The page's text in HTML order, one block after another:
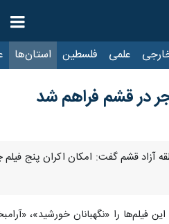
علمی فلسطین استان‌ها عکس
این فیلم‌ها را «نگهبانان خورشید»،